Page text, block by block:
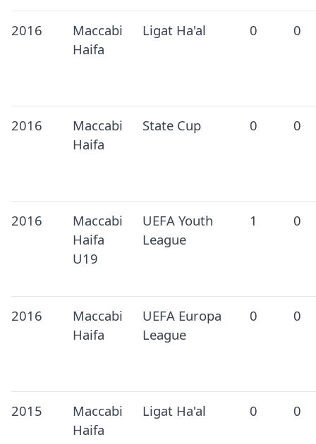
2016
Maccabi
Haifa
Ligat Ha'al 0 0
2016
Maccabi
Haifa
State Cup 0 0
2016
Maccabi
Haifa
U19
UEFA Youth
League
1 0
2016
Maccabi
Haifa
UEFA Europa
League
0 0
2015
Maccabi
Haifa
Ligat Ha'al 0 0